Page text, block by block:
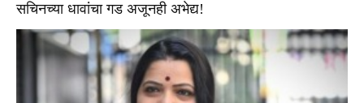
सचिनच्या धावांचा गड अजूनही अभेद्य!